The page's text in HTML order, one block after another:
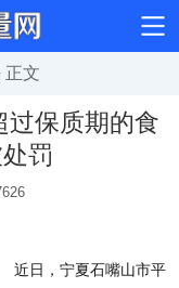
正文
过保质期的食
罚
近日，宁夏石嘴山市平